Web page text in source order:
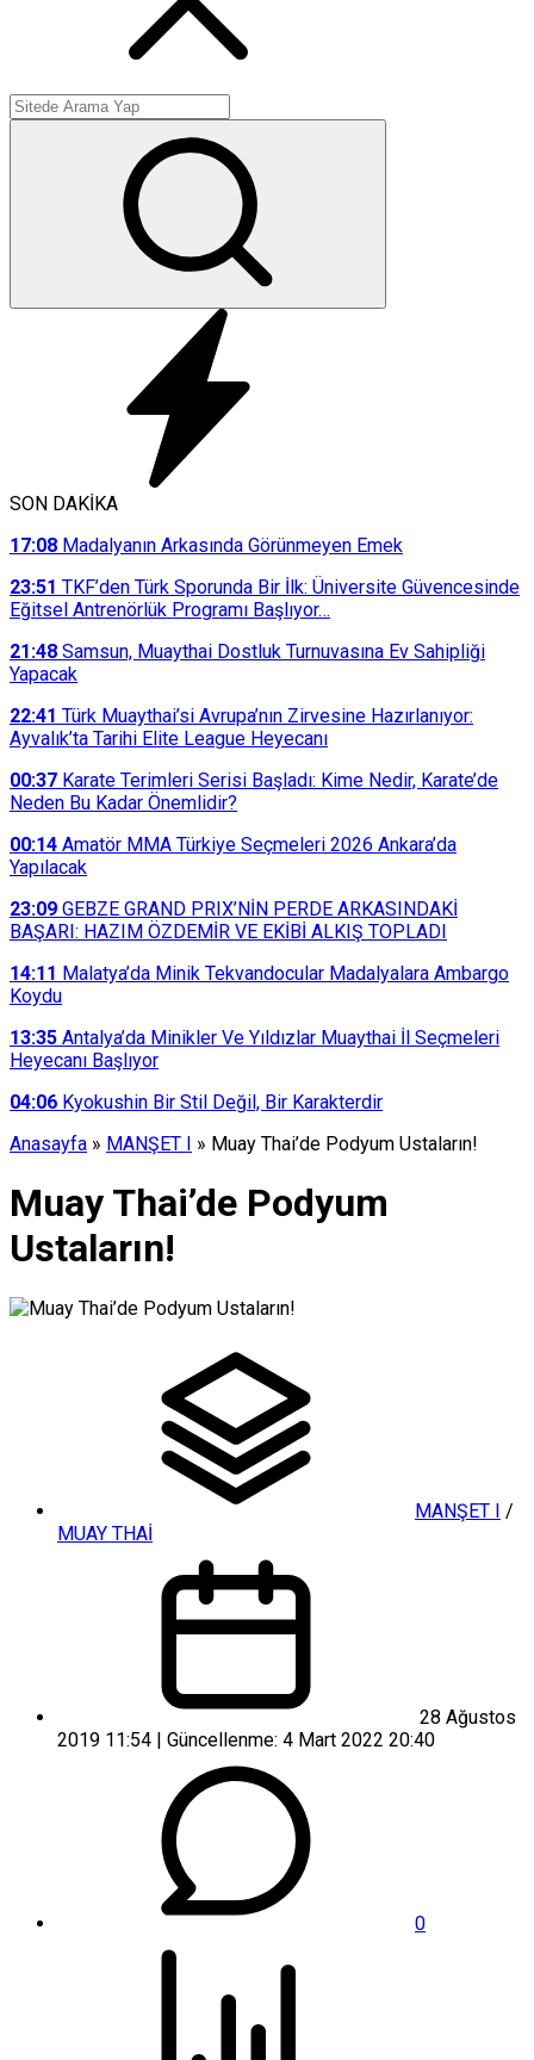
SON DAKİKA
17:08 Madalyanın Arkasında Görünmeyen Emek
23:51 TKF’den Türk Sporunda Bir İlk: Üniversite Güvencesinde
Eğitsel Antrenörlük Programı Başlıyor…
21:48 Samsun, Muaythai Dostluk Turnuvasına Ev Sahipliği
Yapacak
22:41 Türk Muaythai’si Avrupa’nın Zirvesine Hazırlanıyor:
Ayvalık’ta Tarihi Elite League Heyecanı
00:37 Karate Terimleri Serisi Başladı: Kime Nedir, Karate’de
Neden Bu Kadar Önemlidir?
00:14 Amatör MMA Türkiye Seçmeleri 2026 Ankara’da
Yapılacak
23:09 GEBZE GRAND PRIX’NİN PERDE ARKASINDAKİ
BAŞARI: HAZIM ÖZDEMİR VE EKİBİ ALKIŞ TOPLADI
14:11 Malatya’da Minik Tekvandocular Madalyalara Ambargo
Koydu
13:35 Antalya’da Minikler Ve Yıldızlar Muaythai İl Seçmeleri
Heyecanı Başlıyor
04:06 Kyokushin Bir Stil Değil, Bir Karakterdir
Anasayfa » MANŞET I » Muay Thai’de Podyum Ustaların!
Muay Thai’de Podyum
Ustaların!
MANŞET I /
MUAY THAİ
28 Ağustos
2019 11:54 | Güncellenme: 4 Mart 2022 20:40
0